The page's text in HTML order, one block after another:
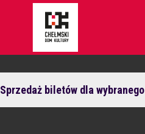
Sprzedaż biletów dla